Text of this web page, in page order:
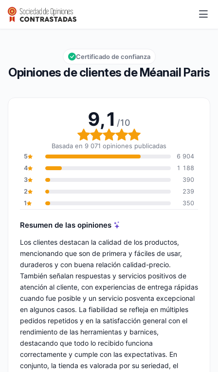
Méanail Paris
Calificación global: 9,1 de 10
9,1/10
Opiniones de clientes de Méanail Paris
Certificado de confianza
9,1 /10
Calificación global: 9,1
Basada en 9 071 opiniones publicadas
5
6 904
4
1 188
3
390
2
239
1
350
Resumen de las opiniones
Los clientes destacan la calidad de los productos,
mencionando que son de primera y fáciles de usar,
duraderos y con buena relación calidad-precio.
También señalan respuestas y servicios positivos de
atención al cliente, con experiencias de entrega rápidas
cuando fue posible y un servicio posventa excepcional
en algunos casos. La fiabilidad se refleja en múltiples
pedidos repetidos y en la satisfacción general con el
rendimiento de las herramientas y barnices,
destacando que todo lo recibido funciona
correctamente y cumple con las expectativas. En
conjunto, la tienda es valorada por su seriedad, el